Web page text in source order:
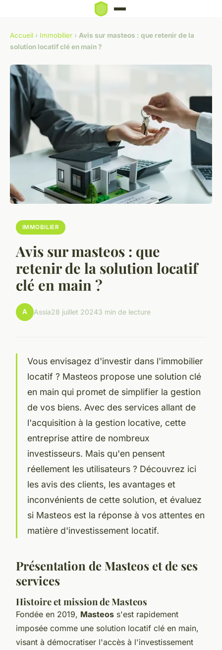
Accueil › Immobilier › Avis sur masteos : que retenir de la
solution locatif clé en main ?
IMMOBILIER
Avis sur masteos : que
retenir de la solution locatif
clé en main ?
A Assia28 juillet 20243 min de lecture
Vous envisagez d'investir dans l'immobilier
locatif ? Masteos propose une solution clé
en main qui promet de simplifier la gestion
de vos biens. Avec des services allant de
l'acquisition à la gestion locative, cette
entreprise attire de nombreux
investisseurs. Mais qu'en pensent
réellement les utilisateurs ? Découvrez ici
les avis des clients, les avantages et
inconvénients de cette solution, et évaluez
si Masteos est la réponse à vos attentes en
matière d'investissement locatif.
Présentation de Masteos et de ses
services
Histoire et mission de Masteos
Fondée en 2019, Masteos s'est rapidement
imposée comme une solution locatif clé en main,
visant à démocratiser l'accès à l'investissement